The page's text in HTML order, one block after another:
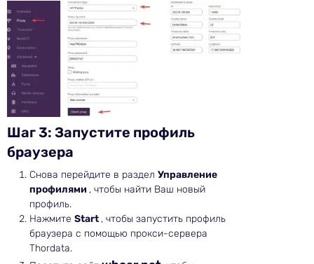
Шаг 3: Запустите профиль
браузера
Снова перейдите в раздел Управление
профилями , чтобы найти Ваш новый
профиль.
Нажмите Start , чтобы запустить профиль
браузера с помощью прокси-сервера
Thordata.